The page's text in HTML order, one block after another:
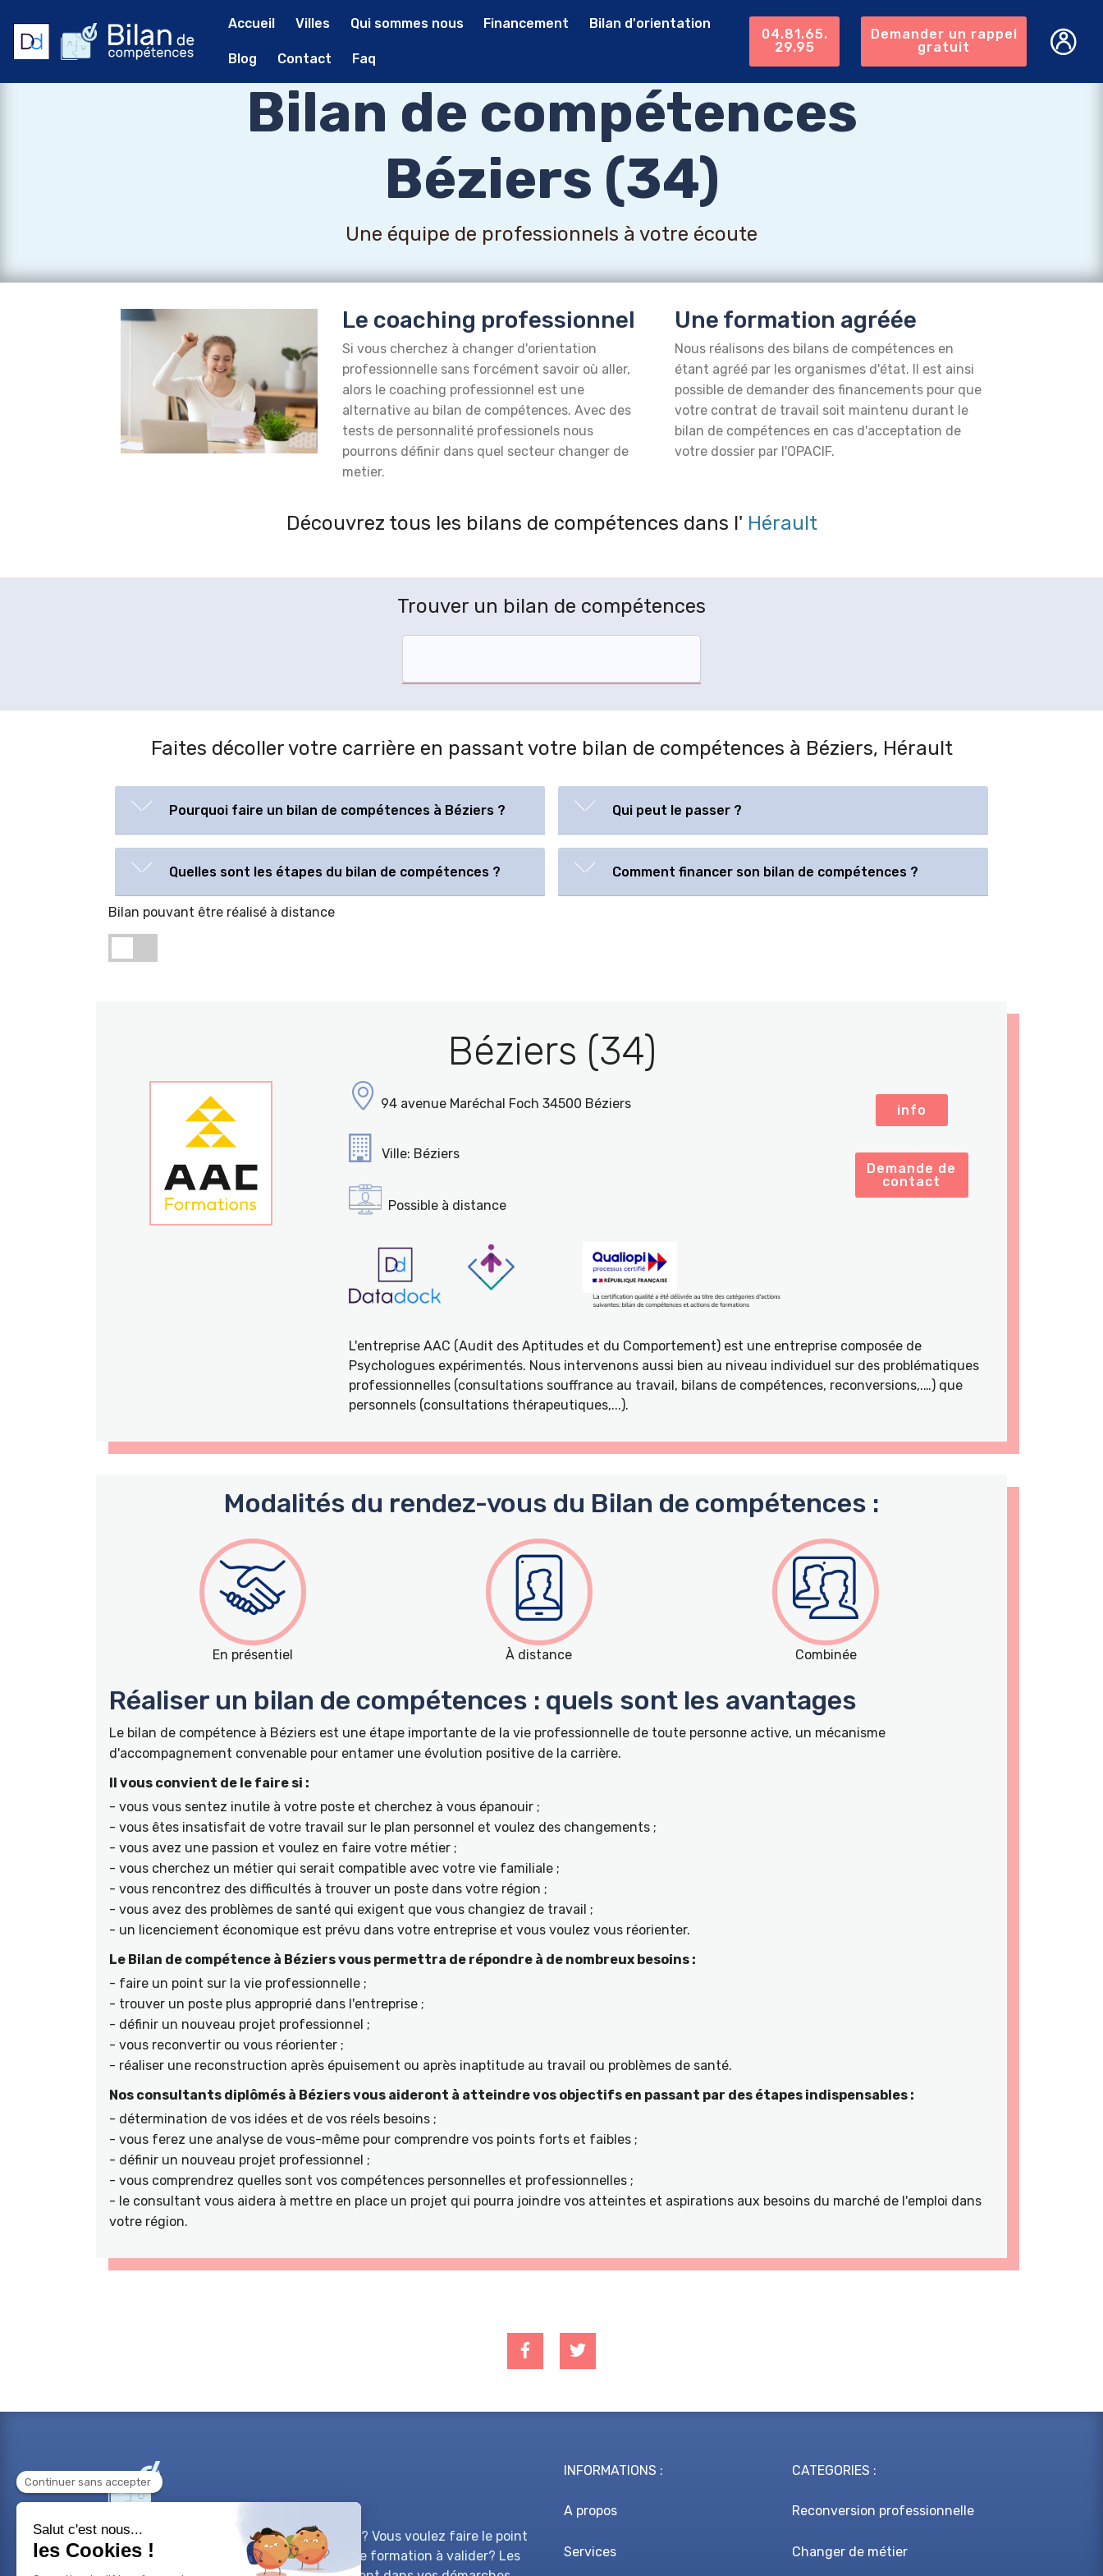
Accueil Villes Qui sommes nous Financement Bilan d'orientation
Blog Contact Faq
04.81.65.
29.95
Demander un rappel
gratuit
Bilan de compétences
Béziers (34)
Une équipe de professionnels à votre écoute
Le coaching professionnel
Si vous cherchez à changer d'orientation
professionnelle sans forcément savoir où aller,
alors le coaching professionnel est une
alternative au bilan de compétences. Avec des
tests de personnalité professionels nous
pourrons définir dans quel secteur changer de
metier.
Une formation agréée
Nous réalisons des bilans de compétences en
étant agréé par les organismes d'état. Il est ainsi
possible de demander des financements pour que
votre contrat de travail soit maintenu durant le
bilan de compétences en cas d'acceptation de
votre dossier par l'OPACIF.
Découvrez tous les bilans de compétences dans l' Hérault
Trouver un bilan de compétences
Faites décoller votre carrière en passant votre bilan de compétences à Béziers, Hérault
Pourquoi faire un bilan de compétences à Béziers ? Qui peut le passer ?
Quelles sont les étapes du bilan de compétences ? Comment financer son bilan de compétences ?
Bilan pouvant être réalisé à distance
Béziers (34)
94 avenue Maréchal Foch 34500 Béziers
Ville: Béziers
Possible à distance
info
Demande de
contact
L'entreprise AAC (Audit des Aptitudes et du Comportement) est une entreprise composée de
Psychologues expérimentés. Nous intervenons aussi bien au niveau individuel sur des problématiques
professionnelles (consultations souffrance au travail, bilans de compétences, reconversions,.…) que
personnels (consultations thérapeutiques,...).
Modalités du rendez-vous du Bilan de compétences :
En présentiel À distance Combinée
Réaliser un bilan de compétences : quels sont les avantages
Le bilan de compétence à Béziers est une étape importante de la vie professionnelle de toute personne active, un mécanisme
d'accompagnement convenable pour entamer une évolution positive de la carrière.
Il vous convient de le faire si :
- vous vous sentez inutile à votre poste et cherchez à vous épanouir ;
- vous êtes insatisfait de votre travail sur le plan personnel et voulez des changements ;
- vous avez une passion et voulez en faire votre métier ;
- vous cherchez un métier qui serait compatible avec votre vie familiale ;
- vous rencontrez des difficultés à trouver un poste dans votre région ;
- vous avez des problèmes de santé qui exigent que vous changiez de travail ;
- un licenciement économique est prévu dans votre entreprise et vous voulez vous réorienter.
Le Bilan de compétence à Béziers vous permettra de répondre à de nombreux besoins :
- faire un point sur la vie professionnelle ;
- trouver un poste plus approprié dans l'entreprise ;
- définir un nouveau projet professionnel ;
- vous reconvertir ou vous réorienter ;
- réaliser une reconstruction après épuisement ou après inaptitude au travail ou problèmes de santé.
Nos consultants diplômés à Béziers vous aideront à atteindre vos objectifs en passant par des étapes indispensables :
- détermination de vos idées et de vos réels besoins ;
- vous ferez une analyse de vous-même pour comprendre vos points forts et faibles ;
- définir un nouveau projet professionnel ;
- vous comprendrez quelles sont vos compétences personnelles et professionnelles ;
- le consultant vous aidera à mettre en place un projet qui pourra joindre vos atteintes et aspirations aux besoins du marché de l'emploi dans
votre région.
Besoin d'aide sur un projet professionnel? Vous voulez faire le point
sur votre carrière? Vous avez un projet de formation à valider? Les
INFORMATIONS :
A propos
Services
CATEGORIES :
Reconversion professionnelle
Changer de métier